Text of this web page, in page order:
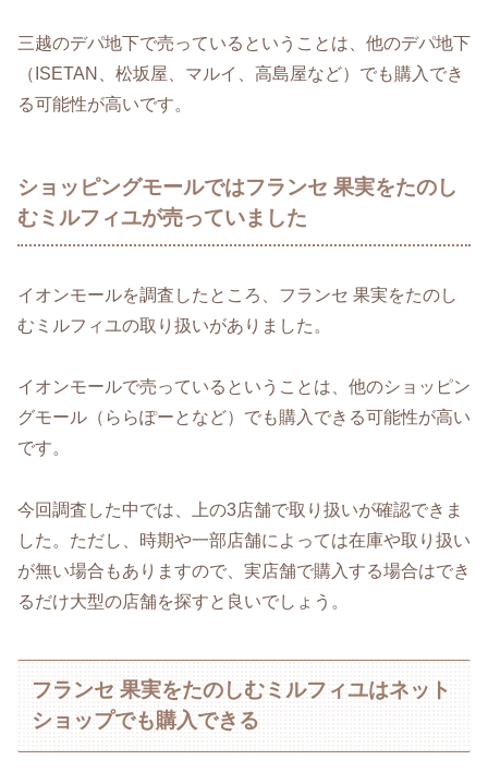
三越のデパ地下で売っているということは、他のデパ地下
（ISETAN、松坂屋、マルイ、高島屋など）でも購入でき
る可能性が高いです。
ショッピングモールではフランセ 果実をたのし
むミルフィユが売っていました
イオンモールを調査したところ、フランセ 果実をたのし
むミルフィユの取り扱いがありました。
イオンモールで売っているということは、他のショッピン
グモール（ららぽーとなど）でも購入できる可能性が高い
です。
今回調査した中では、上の3店舗で取り扱いが確認できま
した。ただし、時期や一部店舗によっては在庫や取り扱い
が無い場合もありますので、実店舗で購入する場合はでき
るだけ大型の店舗を探すと良いでしょう。
フランセ 果実をたのしむミルフィユはネット
ショップでも購入できる